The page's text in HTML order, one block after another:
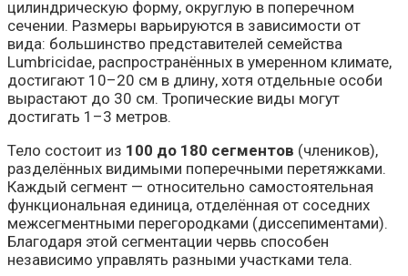
цилиндрическую форму, округлую в поперечном
сечении. Размеры варьируются в зависимости от
вида: большинство представителей семейства
Lumbricidae, распространённых в умеренном климате,
достигают 10–20 см в длину, хотя отдельные особи
вырастают до 30 см. Тропические виды могут
достигать 1–3 метров.
Тело состоит из 100 до 180 сегментов (члеников),
разделённых видимыми поперечными перетяжками.
Каждый сегмент — относительно самостоятельная
функциональная единица, отделённая от соседних
межсегментными перегородками (диссепиментами).
Благодаря этой сегментации червь способен
независимо управлять разными участками тела.